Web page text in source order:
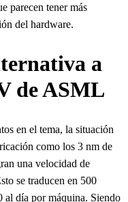
parecen tener más
del hardware.
a
de ASML
en el tema, la situación
como los 3 nm de
una velocidad de
se traducen en 500
al día por máquina. Siendo